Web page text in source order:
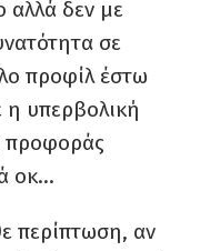
αλλά δεν με
σε
προφίλ έστω
η υπερβολική
προφοράς
οκ…
περίπτωση, αν